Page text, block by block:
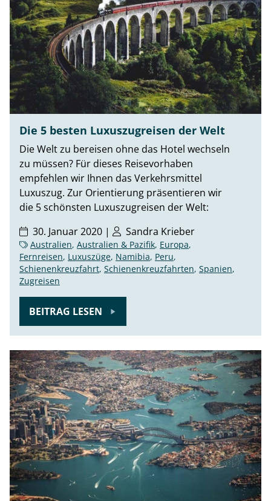
Die 5 besten Luxuszugreisen der Welt
Die Welt zu bereisen ohne das Hotel wechseln
zu müssen? Für dieses Reisevorhaben
empfehlen wir Ihnen das Verkehrsmittel
Luxuszug. Zur Orientierung präsentieren wir
die 5 schönsten Luxuszugreisen der Welt:
30. Januar 2020 |
Sandra Krieber
Australien, Australien & Pazifik, Europa,
Fernreisen, Luxuszüge, Namibia, Peru,
Schienenkreuzfahrt, Schienenkreuzfahrten, Spanien,
Zugreisen
BEITRAG LESEN